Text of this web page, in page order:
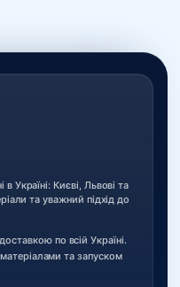
Україні: Києві, Львові та
та уважний підхід до
по всій Україні.
та запуском